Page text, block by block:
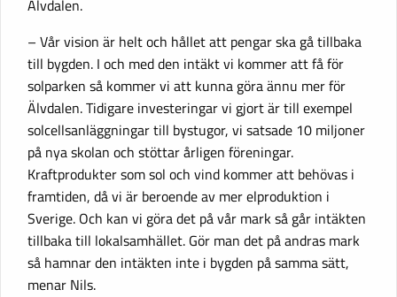
Älvdalen.
– Vår vision är helt och hållet att pengar ska gå tillbaka
till bygden. I och med den intäkt vi kommer att få för
solparken så kommer vi att kunna göra ännu mer för
Älvdalen. Tidigare investeringar vi gjort är till exempel
solcellsanläggningar till bystugor, vi satsade 10 miljoner
på nya skolan och stöttar årligen föreningar.
Kraftprodukter som sol och vind kommer att behövas i
framtiden, då vi är beroende av mer elproduktion i
Sverige. Och kan vi göra det på vår mark så går intäkten
tillbaka till lokalsamhället. Gör man det på andras mark
så hamnar den intäkten inte i bygden på samma sätt,
menar Nils.